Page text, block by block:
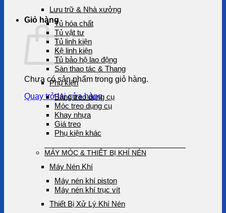
Giỏ hàng
Chưa có sản phẩm trong giỏ hàng.
Quay trở lại cửa hàng
Lưu trữ & Nhà xưởng
Tủ hóa chất
Tủ vật tư
Tủ linh kiện
Kệ linh kiện
Tủ bảo hộ lao động
Sàn thao tác & Thang
Phụ kiện
Bảng treo dụng cụ
Móc treo dụng cụ
Khay nhựa
Giá treo
Phụ kiện khác
MÁY MÓC & THIẾT BỊ KHÍ NÉN
Máy Nén Khí
Máy nén khí piston
Máy nén khí trục vít
Thiết Bị Xử Lý Khí Nén